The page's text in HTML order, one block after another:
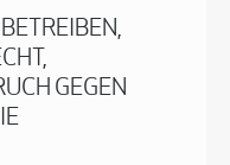
GEGEN